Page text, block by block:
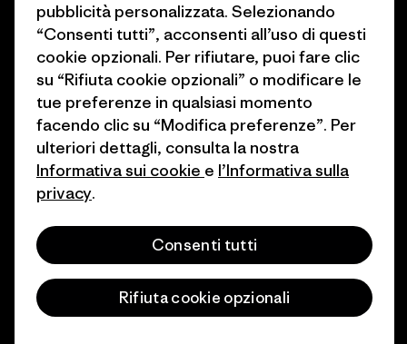
Buoni regalo
Trova un negozio
Programma di affiliazione
Patagonia Italia Mappa del sito
© 2026 Patagonia, Inc. All Rights Reserved.
italiano
pubblicità personalizzata. Selezionando
“Consenti tutti”, acconsenti all’uso di questi
cookie opzionali. Per rifiutare, puoi fare clic
su “Rifiuta cookie opzionali” o modificare le
tue preferenze in qualsiasi momento
facendo clic su “Modifica preferenze”. Per
ulteriori dettagli, consulta la nostra
Informativa sui cookie e l’Informativa sulla
privacy.
Consenti tutti
Rifiuta cookie opzionali